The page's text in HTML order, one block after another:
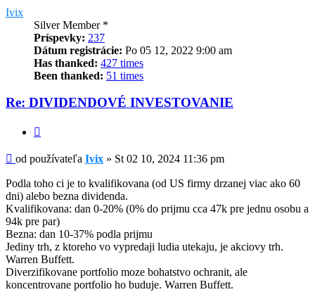
Ivix
Silver Member *
Príspevky: 237
Dátum registrácie: Po 05 12, 2022 9:00 am
Has thanked: 427 times
Been thanked: 51 times
Re: DIVIDENDOVÉ INVESTOVANIE
Príspevok
od používateľa Ivix » St 02 10, 2024 11:36 pm
Podla toho ci je to kvalifikovana (od US firmy drzanej viac ako 60
dni) alebo bezna dividenda.
Kvalifikovana: dan 0-20% (0% do prijmu cca 47k pre jednu osobu a
94k pre par)
Bezna: dan 10-37% podla prijmu
Jediny trh, z ktoreho vo vypredaji ludia utekaju, je akciovy trh.
Warren Buffett.
Diverzifikovane portfolio moze bohatstvo ochranit, ale
koncentrovane portfolio ho buduje. Warren Buffett.